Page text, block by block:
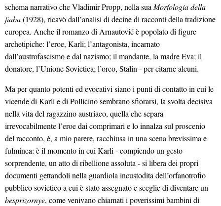
schema narrativo che Vladimir Propp, nella sua Morfologia della
fiaba(1928), ricavò dall’analisi di decine di racconti della tradizione
europea. Anche il romanzo di Arnautović è popolato di figure
archetipiche: l’eroe, Karli; l’antagonista, incarnato
dall’austrofascismo e dal nazismo; il mandante, la madre Eva; il
donatore, l’Unione Sovietica; l’orco, Stalin - per citarne alcuni.
Ma per quanto potenti ed evocativi siano i punti di contatto in cui le
vicende di Karli e di Pollicino sembrano sfiorarsi, la svolta decisiva
nella vita del ragazzino austriaco, quella che separa
irrevocabilmente l’eroe dai comprimari e lo innalza sul proscenio
del racconto, è, a mio parere, racchiusa in una scena brevissima e
fulminea: è il momento in cui Karli - compiendo un gesto
sorprendente, un atto di ribellione assoluta - si libera dei propri
documenti gettandoli nella guardiola incustodita dell’orfanotrofio
pubblico sovietico a cui è stato assegnato e sceglie di diventare un
besprizornye, come venivano chiamati i poverissimi bambini di